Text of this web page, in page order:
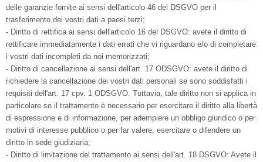
delle garanzie fornite ai sensi dell'articolo 46 del DSGVO per il
trasferimento dei vostri dati a paesi terzi;
- Diritto di rettifica ai sensi dell'articolo 16 del DSGVO: avete il diritto di
rettificare immediatamente i dati errati che vi riguardano e/o di completare
i vostri dati incompleti da noi memorizzati;
- Diritto di cancellazione ai sensi dell'art. 17 ODSGVO: avete il diritto di
richiedere la cancellazione dei vostri dati personali se sono soddisfatti i
requisiti dell'art. 17 cpv. 1 ODSGVO. Tuttavia, tale diritto non si applica in
particolare se il trattamento è necessario per esercitare il diritto alla libertà
di espressione e di informazione, per adempiere un obbligo giuridico o per
motivi di interesse pubblico o per far valere, esercitare o difendere un
diritto in sede giudiziaria;
- Diritto di limitazione del trattamento ai sensi dell'art. 18 DSGVO: Avete il